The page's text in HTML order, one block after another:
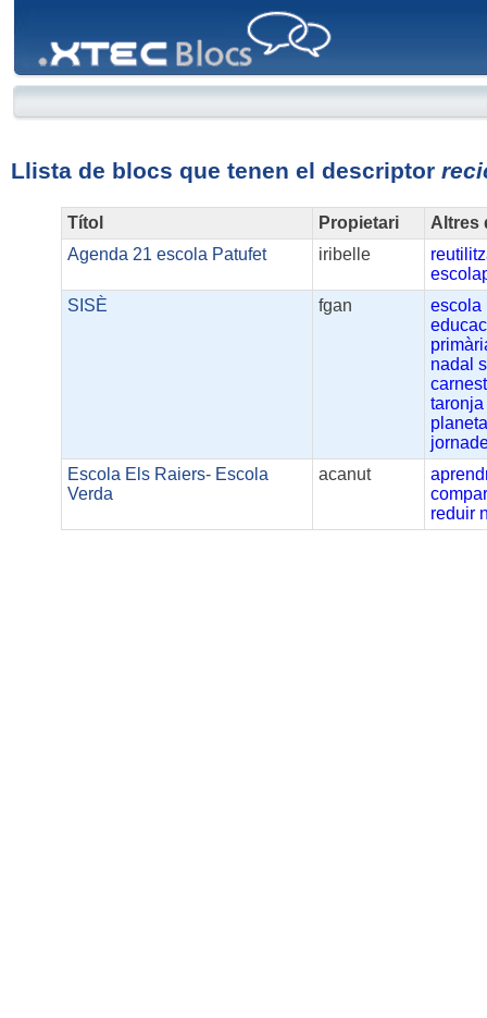
Llista de blocs que tenen el descriptor
Títol Propietari
Altres
Agenda 21 escola Patufet
iribelle
SISÈ
fgan escola
nadal
taronja
Escola Els Raiers- Escola
Verda
acanut
reduir